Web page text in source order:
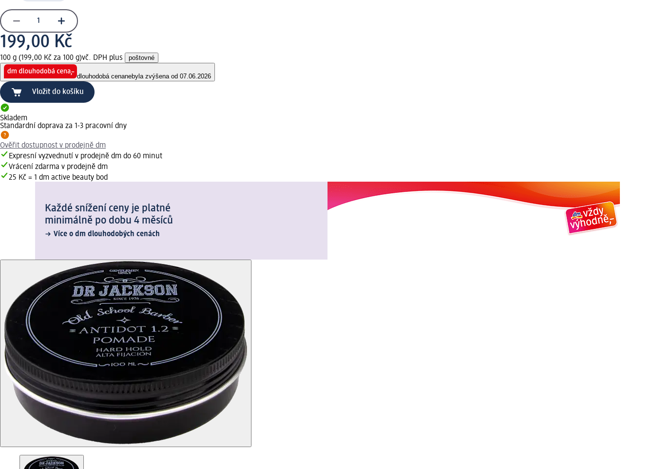
199,00 Kč
100 g (199,00 Kč za 100 g)vč. DPH plus poštovné
dlouhodobá cenanebyla zvýšena od 07.06.2026
Vložit do košíku
Skladem
Standardní doprava za 1-3 pracovní dny
Ověřit dostupnost v prodejně dm
Expresní vyzvednutí v prodejně dm do 60 minut
Vrácení zdarma v prodejně dm
25 Kč = 1 dm active beauty bod
Každé snížení ceny je platné
minimálně po dobu 4 měsíců
Více o dm dlouhodobých cenách